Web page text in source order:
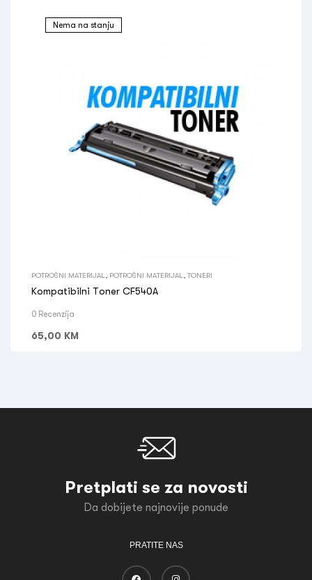
Nema na stanju
POTROŠNI MATERIJAL POTROŠNI MATERIJAL TONERI
Kompatibilni Toner CF540A
0 Recenzija
65,00 KM
Pretplati se za novosti
Da dobijete najnovije ponude
PRATITE NAS